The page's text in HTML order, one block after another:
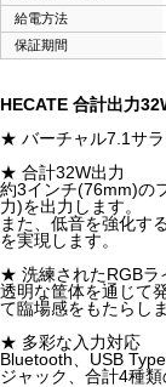
給電方法
保証期間
HECATE 合計出力
★ バーチャル7.1サ
★ 合計32W出力
約3インチ(76mm)の
力)を出力します。
また、低音を強化す
を実現します。
★ 洗練されたRGBラ
透明な筐体を通じて
て臨場感をもたらしま
★ 多彩な入力対応
Bluetooth、USB
ジャック、合計4種類